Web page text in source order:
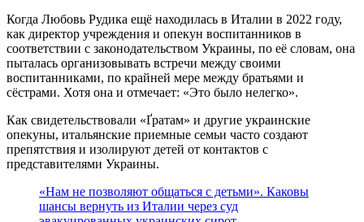
Когда Любовь Рудика ещё находилась в Италии в 2022 году,
как директор учреждения и опекун воспитанников в
соответствии с законодательством Украины, по её словам, она
пыталась организовывать встречи между своими
воспитанниками, по крайней мере между братьями и
сёстрами. Хотя она и отмечает: «Это было нелегко».
Как свидетельствовали «Ґратам» и другие украинские
опекуны, итальянские приемные семьи часто создают
препятствия и изолируют детей от контактов с
представителями Украины.
«Нам не позволяют общаться с детьми». Каковы
шансы вернуть из Италии через суд